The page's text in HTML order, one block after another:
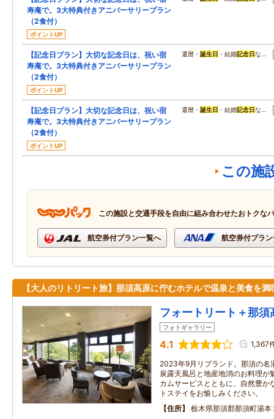
寿庵で。3大特典付きアニバーサリープラン
（2食付）
ポイントUP
【記念日プラン】大切な記念日は、祝い宿
寿庵で。3大特典付きアニバーサリープラン
（2食付）
ポイントUP
還暦・ 誕生日 ・結婚記念日な…
【記念日プラン】大切な記念日は、祝い宿
寿庵で。3大特典付きアニバーサリープラン
（2食付）
ポイントUP
還暦・ 誕生日 ・結婚記念日な…
この施
この施設と交通手段を自由に組み合わせたおトクな
航空券付プラン一覧へ 航空券付プラ
【大人のリトリート旅】那須高原に佇むホテルで温泉と美食を満
フォートリート＋那須
フォトギャラリー
4.1 1,367
2023年9月リブランド。那須の名
泉露天風呂と地産地消のお料理が
カムサービスとともに、自然豊か
トステイをお愉しみください。
住所
栃木県那須郡那須町湯本